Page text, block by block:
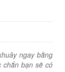
ngay bằng
bạn sẽ có